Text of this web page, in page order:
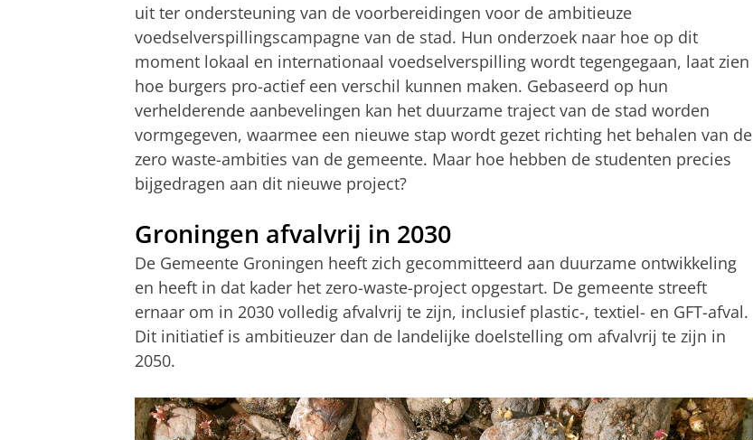
uit ter ondersteuning van de voorbereidingen voor de ambitieuze
voedselverspillingscampagne van de stad. Hun onderzoek naar hoe op dit
moment lokaal en internationaal voedselverspilling wordt tegengegaan, laat zien
hoe burgers pro-actief een verschil kunnen maken. Gebaseerd op hun
verhelderende aanbevelingen kan het duurzame traject van de stad worden
vormgegeven, waarmee een nieuwe stap wordt gezet richting het behalen van de
zero waste-ambities van de gemeente. Maar hoe hebben de studenten precies
bijgedragen aan dit nieuwe project?
Groningen afvalvrij in 2030
De Gemeente Groningen heeft zich gecommitteerd aan duurzame ontwikkeling
en heeft in dat kader het zero-waste-project opgestart. De gemeente streeft
ernaar om in 2030 volledig afvalvrij te zijn, inclusief plastic-, textiel- en GFT-afval.
Dit initiatief is ambitieuzer dan de landelijke doelstelling om afvalvrij te zijn in
2050.